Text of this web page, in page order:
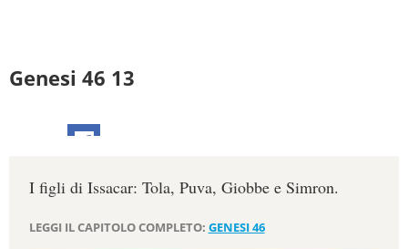
Genesi 46 13
I figli di Issacar: Tola, Puva, Giobbe e Simron.
LEGGI IL CAPITOLO COMPLETO: GENESI 46